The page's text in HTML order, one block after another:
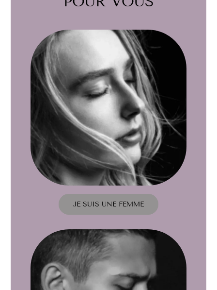
JE SUIS UNE FEMME